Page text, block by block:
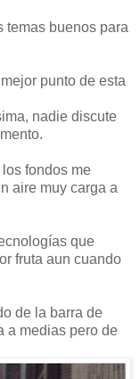
temas buenos para
punto de esta
nadie discute
fondos me
aire muy carga a
que
fruta aun cuando
de la barra de
a medias pero de